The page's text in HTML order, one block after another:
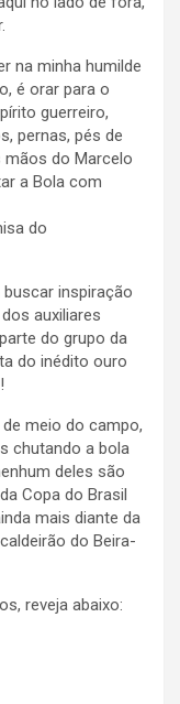
na minha humilde
é orar para o
guerreiro,
pernas, pés de
do Marcelo
a Bola com
do
inspiração
auxiliares
do grupo da
do inédito ouro
meio do campo,
chutando a bola
deles são
Copa do Brasil
mais diante da
do Beira-
reveja abaixo: